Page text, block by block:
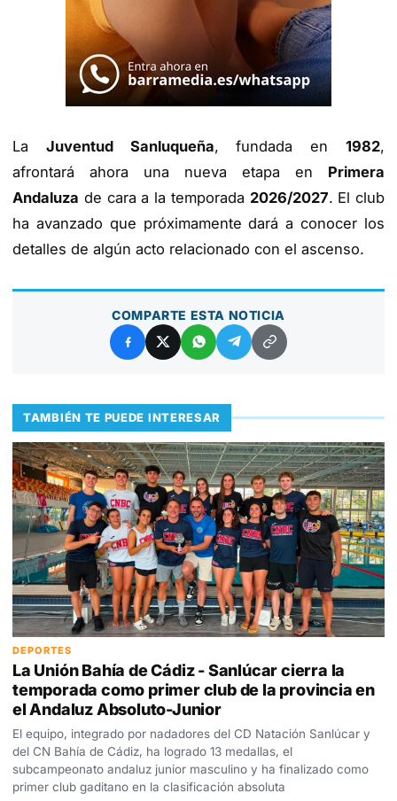
La Juventud Sanluqueña, fundada en1982,
afrontará ahora una nueva etapa en Primera
Andaluza de cara a la temporada 2026/2027. El club
ha avanzado que próximamente dará a conocer los
detalles de algún acto relacionado con el ascenso.
COMPARTE ESTA NOTICIA
TAMBIÉN TE PUEDE INTERESAR
DEPORTES
La Unión Bahía de Cádiz - Sanlúcar cierra la
temporada como primer club de la provincia en
el Andaluz Absoluto-Junior
El equipo, integrado por nadadores del CD Natación Sanlúcar y
del CN Bahía de Cádiz, ha logrado 13 medallas, el
subcampeonato andaluz junior masculino y ha finalizado como
primer club gaditano en la clasificación absoluta